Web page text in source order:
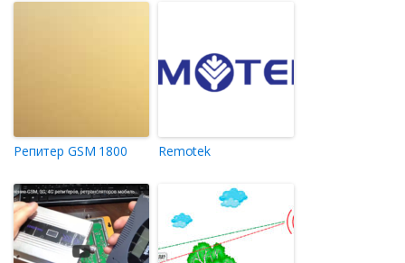
Репитер GSM 1800 Remotek